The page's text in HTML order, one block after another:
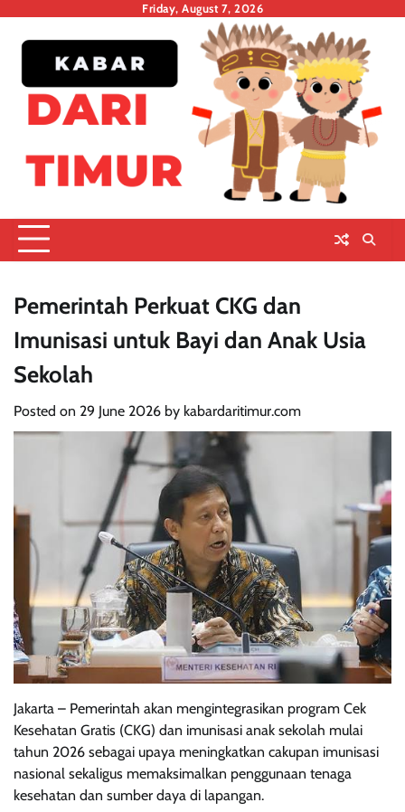
Friday, August 7, 2026
Pemerintah Perkuat CKG dan
Imunisasi untuk Bayi dan Anak Usia
Sekolah
Posted on 29 June 2026 by kabardaritimur.com
Jakarta – Pemerintah akan mengintegrasikan program Cek
Kesehatan Gratis (CKG) dan imunisasi anak sekolah mulai
tahun 2026 sebagai upaya meningkatkan cakupan imunisasi
nasional sekaligus memaksimalkan penggunaan tenaga
kesehatan dan sumber daya di lapangan.